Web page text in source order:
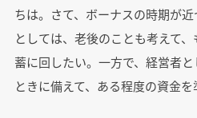
ちは。さて、ボーナスの時期が
としては、老後のことも考えて
蓄に回したい。一方で、経営者
ときに備えて、ある程度の資金を